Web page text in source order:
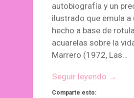
autobiografía y un
ilustrado que emula a
hecho a base de
acuarelas sobre la
Marrero (1972, Las…
Seguir leyendo →
Comparte esto: